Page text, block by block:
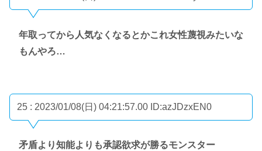
年取ってから人気なくなるとかこれ女性蔑視みたいな
もんやろ…
25 : 2023/01/08(日) 04:21:57.00 ID:azJDzxEN0
矛盾より知能よりも承認欲求が勝るモンスター